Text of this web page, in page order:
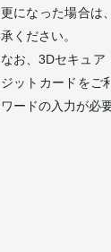
更になった場合は
承ください。
なお、3Dセキュア
ジットカードをご
ワードの入力が必